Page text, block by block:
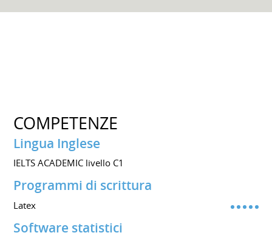
COMPETENZE
Lingua Inglese
IELTS ACADEMIC livello C1
Programmi di scrittura
Latex
Software statistici